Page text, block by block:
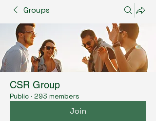
Groups
CSR Group
Public · 293 members
Join